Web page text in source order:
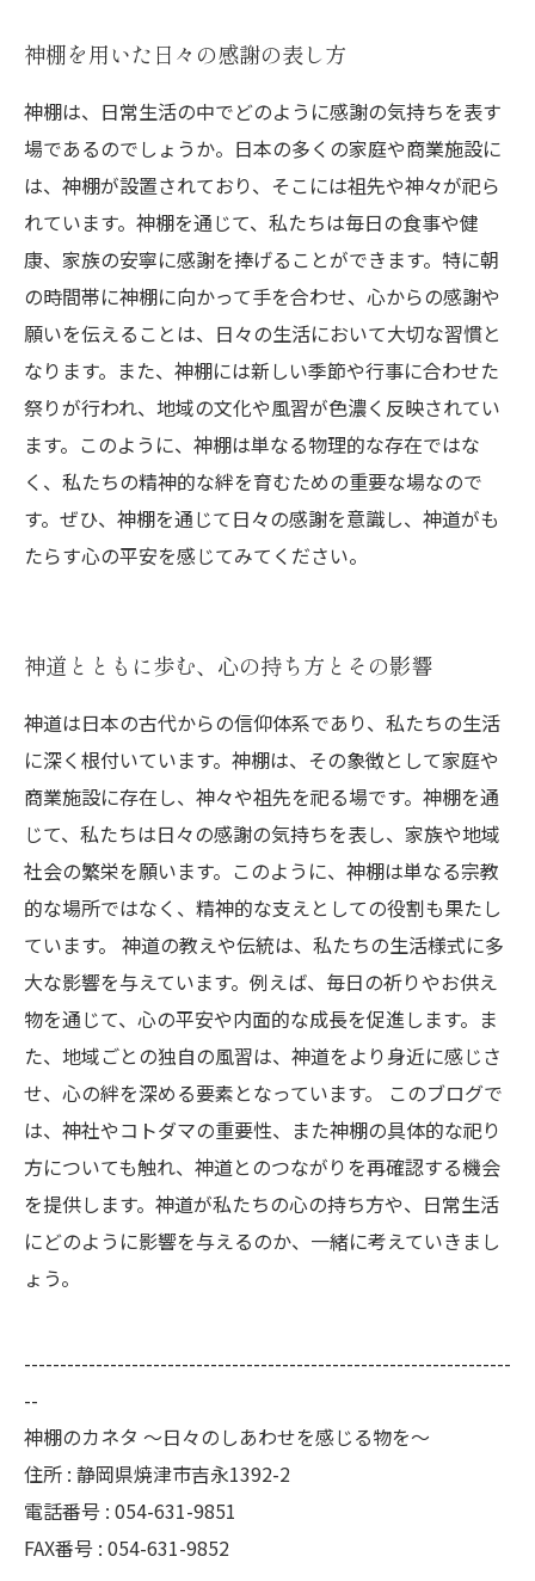
神棚を用いた日々の感謝の表し方
神棚は、日常生活の中でどのように感謝の気持ちを表す
場であるのでしょうか。日本の多くの家庭や商業施設に
は、神棚が設置されており、そこには祖先や神々が祀ら
れています。神棚を通じて、私たちは毎日の食事や健
康、家族の安寧に感謝を捧げることができます。特に朝
の時間帯に神棚に向かって手を合わせ、心からの感謝や
願いを伝えることは、日々の生活において大切な習慣と
なります。また、神棚には新しい季節や行事に合わせた
祭りが行われ、地域の文化や風習が色濃く反映されてい
ます。このように、神棚は単なる物理的な存在ではな
く、私たちの精神的な絆を育むための重要な場なので
す。ぜひ、神棚を通じて日々の感謝を意識し、神道がも
たらす心の平安を感じてみてください。
神道とともに歩む、心の持ち方とその影響
神道は日本の古代からの信仰体系であり、私たちの生活
に深く根付いています。神棚は、その象徴として家庭や
商業施設に存在し、神々や祖先を祀る場です。神棚を通
じて、私たちは日々の感謝の気持ちを表し、家族や地域
社会の繁栄を願います。このように、神棚は単なる宗教
的な場所ではなく、精神的な支えとしての役割も果たし
ています。 神道の教えや伝統は、私たちの生活様式に多
大な影響を与えています。例えば、毎日の祈りやお供え
物を通じて、心の平安や内面的な成長を促進します。ま
た、地域ごとの独自の風習は、神道をより身近に感じさ
せ、心の絆を深める要素となっています。 このブログで
は、神社やコトダマの重要性、また神棚の具体的な祀り
方についても触れ、神道とのつながりを再確認する機会
を提供します。神道が私たちの心の持ち方や、日常生活
にどのように影響を与えるのか、一緒に考えていきまし
ょう。
--------------------------------------------------------------------
--
神棚のカネタ ～日々のしあわせを感じる物を～
住所 : 静岡県焼津市吉永1392-2
電話番号 : 054-631-9851
FAX番号 : 054-631-9852